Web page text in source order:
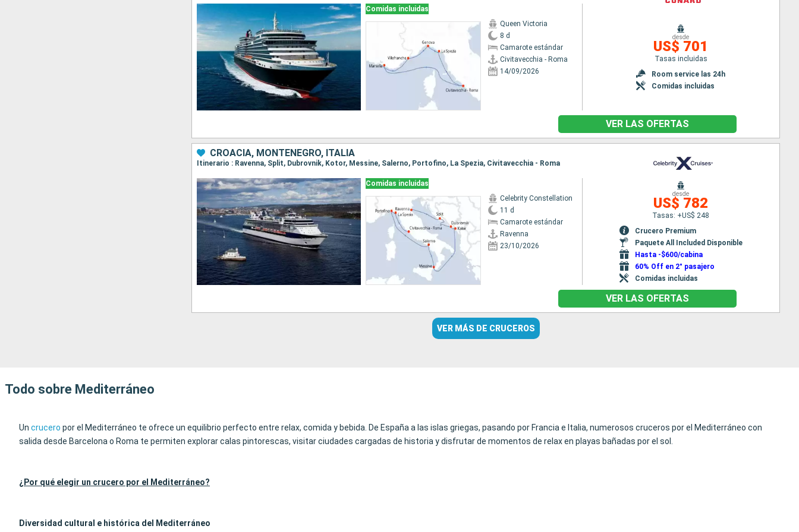
Comidas incluidas
Queen Victoria
8 d
Camarote estándar
Civitavecchia - Roma
14/09/2026
desde
US$ 701
Tasas incluidas
Room service las 24h
Comidas incluidas
VER LAS OFERTAS
CROACIA, MONTENEGRO, ITALIA
Itinerario : Ravenna, Split, Dubrovnik, Kotor, Messine, Salerno, Portofino, La Spezia, Civitavecchia - Roma
Comidas incluidas
Celebrity Constellation
11 d
Camarote estándar
Ravenna
23/10/2026
desde
US$ 782
Tasas: +US$ 248
Crucero Premium
Paquete All Included Disponible
Hasta -$600/cabina
60% Off en 2° pasajero
Comidas incluidas
VER LAS OFERTAS
VER MÁS DE CRUCEROS
Todo sobre Mediterráneo
Un crucero por el Mediterráneo te ofrece un equilibrio perfecto entre relax, comida y bebida. De España a las islas griegas, pasando por Francia e Italia, numerosos cruceros por el Mediterráneo con
salida desde Barcelona o Roma te permiten explorar calas pintorescas, visitar ciudades cargadas de historia y disfrutar de momentos de relax en playas bañadas por el sol.
¿Por qué elegir un crucero por el Mediterráneo?
Diversidad cultural e histórica del Mediterráneo